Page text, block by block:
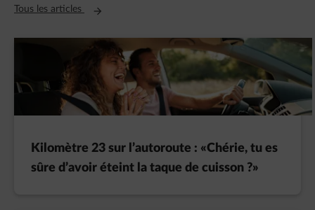
Tous les articles Ouvre un nouvel onglet
Kilomètre 23 sur l’autoroute : «Chérie, tu es
sûre d’avoir éteint la taque de cuisson ?»